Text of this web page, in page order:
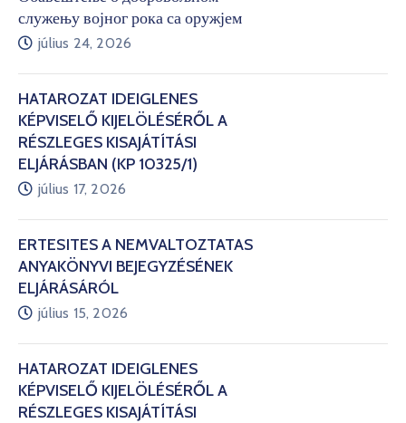
служењу војног рока са оружјем
július 24, 2026
HATÁROZAT IDEIGLENES
KÉPVISELŐ KIJELÖLÉSÉRŐL A
RÉSZLEGES KISAJÁTÍTÁSI
ELJÁRÁSBAN (KP 10325/1)
július 17, 2026
ÉRTESÍTÉS A NEMVÁLTOZTATÁS
ANYAKÖNYVI BEJEGYZÉSÉNEK
ELJÁRÁSÁRÓL
július 15, 2026
HATÁROZAT IDEIGLENES
KÉPVISELŐ KIJELÖLÉSÉRŐL A
RÉSZLEGES KISAJÁTÍTÁSI